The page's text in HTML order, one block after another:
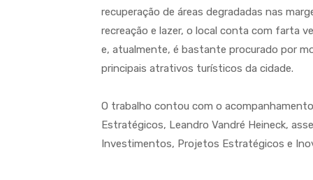
recuperação de áreas degradadas nas
recreação e lazer, o local conta com farta
e, atualmente, é bastante procurado por
principais atrativos turísticos da cidade.
O trabalho contou com o
Estratégicos, Leandro Vandré Heineck,
Investimentos, Projetos Estratégicos e